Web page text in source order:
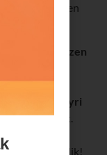
da erosten
ospatzen zen
orain,
Black Fridayri
Euskaltelek.
bat gure
duzu oraindik!